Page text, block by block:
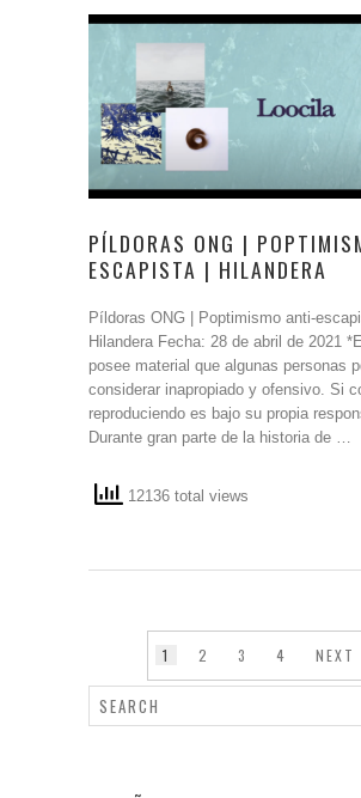
PÍLDORAS ONG |
ESCAPISTA | HILANDERA
Píldoras ONG | Poptimismo anti-
Hilandera Fecha: 28 de abril de 2021
posee material que algunas personas
considerar inapropiado y ofensivo. Si
reproduciendo es bajo su propia
Durante gran parte de la historia de …
12136 total views
1 2 3 4 NEXT